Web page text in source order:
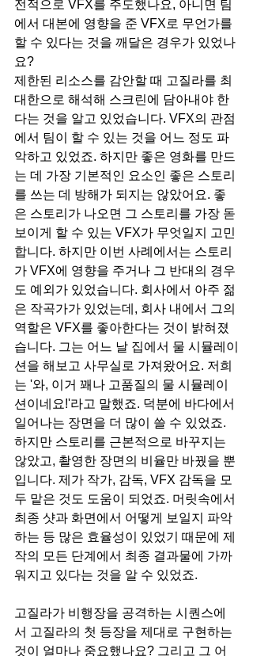
전적으로 VFX를 주도했나요, 아니면 팀
에서 대본에 영향을 준 VFX로 무언가를
할 수 있다는 것을 깨달은 경우가 있었나
요?
제한된 리소스를 감안할 때 고질라를 최
대한으로 해석해 스크린에 담아내야 한
다는 것을 알고 있었습니다. VFX의 관점
에서 팀이 할 수 있는 것을 어느 정도 파
악하고 있었죠. 하지만 좋은 영화를 만드
는 데 가장 기본적인 요소인 좋은 스토리
를 쓰는 데 방해가 되지는 않았어요. 좋
은 스토리가 나오면 그 스토리를 가장 돋
보이게 할 수 있는 VFX가 무엇일지 고민
합니다. 하지만 이번 사례에서는 스토리
가 VFX에 영향을 주거나 그 반대의 경우
도 예외가 있었습니다. 회사에서 아주 젊
은 작곡가가 있었는데, 회사 내에서 그의
역할은 VFX를 좋아한다는 것이 밝혀졌
습니다. 그는 어느 날 집에서 물 시뮬레이
션을 해보고 사무실로 가져왔어요. 저희
는 '와, 이거 꽤나 고품질의 물 시뮬레이
션이네요!'라고 말했죠. 덕분에 바다에서
일어나는 장면을 더 많이 쓸 수 있었죠.
하지만 스토리를 근본적으로 바꾸지는
않았고, 촬영한 장면의 비율만 바꿨을 뿐
입니다. 제가 작가, 감독, VFX 감독을 모
두 맡은 것도 도움이 되었죠. 머릿속에서
최종 샷과 화면에서 어떻게 보일지 파악
하는 등 많은 효율성이 있었기 때문에 제
작의 모든 단계에서 최종 결과물에 가까
워지고 있다는 것을 알 수 있었죠.
고질라가 비행장을 공격하는 시퀀스에
서 고질라의 첫 등장을 제대로 구현하는
것이 얼마나 중요했나요? 그리고 그 어